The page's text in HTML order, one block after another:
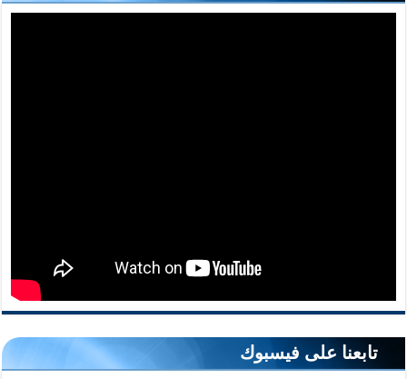
تابعنا على فيسبوك